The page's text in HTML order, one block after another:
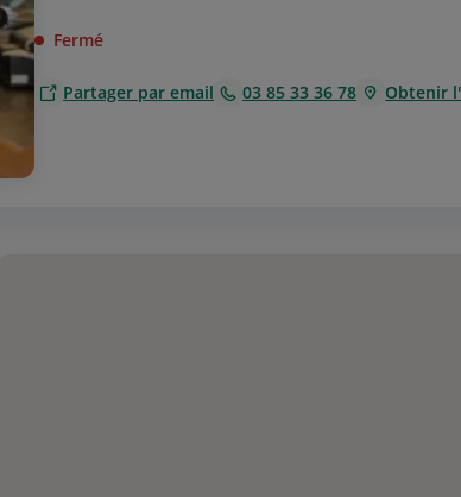
Fermé
Partager par email 03 85 33 36 78 Obtenir